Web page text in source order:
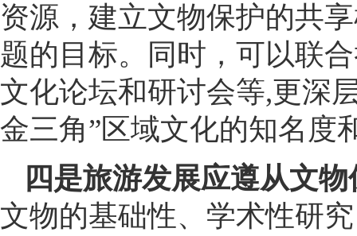
资源，建立文物保护的共
题的目标。同时，可以联
文化论坛和研讨会等,更深
金三角”区域文化的知名度
四是旅游发展应遵从文
文物的基础性、学术性研